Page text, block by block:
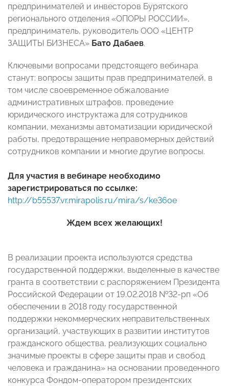
предпринимателей и инвесторов Бурятского
регионального отделения «ОПОРЫ РОССИИ»,
предприниматель, руководитель ООО «ЦЕНТР
ЗАЩИТЫ БИЗНЕСА» Бато Дабаев.
Ключевыми вопросами предстоящего вебинара
станут: вопросы защиты прав предпринимателей, в
том числе своевременное обжалование
административных штрафов, проведение
юридического инструктажа для сотрудников
компании, механизмы автоматизации юридической
работы, предотвращение неправомерных действий
сотрудников компании и многие другие вопросы.
Для участия в вебинаре необходимо
зарегистрироваться по ссылке:
http://b55537.vr.mirapolis.ru/mira/s/ke36oe
Ждем всех желающих!
В реализации проекта используются средства
государственной поддержки, выделенные в качестве
гранта в соответствии с распоряжением Президента
Российской Федерации от 19.02.2018 №32-рп «Об
обеспечении в 2018 году государственной
поддержки некоммерческих неправительственных
организаций, участвующих в развитии институтов
гражданского общества, реализующих социально
значимые проекты в сфере защиты прав и свобод
человека и гражданина» на основании проведенного
конкурса Фондом-оператором президентских